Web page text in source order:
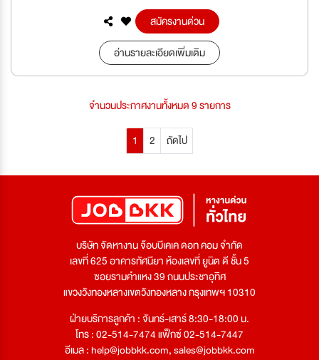
สมัครงานด่วน
อ่านรายละเอียดเพิ่มเติม
จำนวนประกาศงานทั้งหมด 9 รายการ
1 2 ถัดไป
บริษัท จัดหางาน จ๊อบบีเคเค ดอท คอม จำกัด
เลขที่ 625 อาคารทัศนียา ห้องเลขที่ ยูนิต ดี ชั้น 5
ซอยรามคำแหง 39 ถนนประชาอุทิศ
แขวงวังทองหลางเขตวังทองหลาง กรุงเทพฯ 10310
ฝ่ายบริการลูกค้า : จันทร์-เสาร์ 8:30-18:00 น.
โทร : 02-514-7474 แฟ็กซ์ 02-514-7447
อีเมล :help@jobbkk.com,sales@jobbkk.com